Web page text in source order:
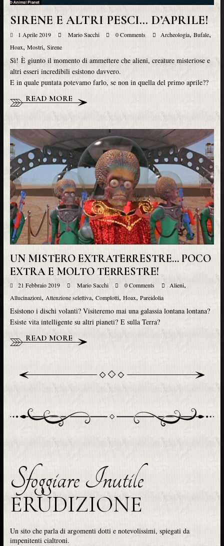
SIRENE E ALTRI PESCI… D’APRILE!
1 Aprile 2019 Mario Sacchi 0 Comments Archeologia, Bufale,
Hoax, Mostri, Sirene
Sì! È giunto il momento di ammettere che alieni, creature misteriose e
altri esseri incredibili esistono davvero.
E in quale puntata potevamo farlo, se non in quella del primo aprile??
READ MORE
UN MISTERO EXTRATERRESTRE… POCO
EXTRA E MOLTO TERRESTRE!
21 Febbraio 2019 Mario Sacchi 0 Comments Alieni,
Allucinazioni, Attenzione selettiva, Complotti, Hoax, Pareidolia
Esistono i dischi volanti? Visiteremo mai una galassia lontana lontana?
Esiste vita intelligente su altri pianeti? E sulla Terra?
READ MORE
Sfoggiare Inutile
ERUDIZIONE
Un sito che parla di argomenti dotti e notevolissimi, spiegati da
impenitenti cialtroni.